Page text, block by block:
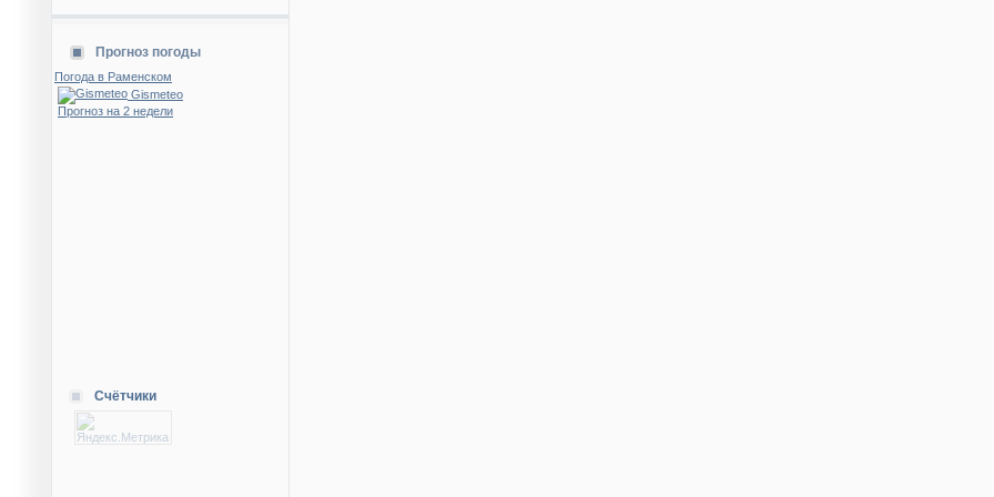
Прогноз погоды
Погода в Раменском
Gismeteo
Прогноз на 2 недели
Счётчики